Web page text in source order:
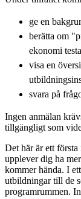
ge en
berätta om
ekonomi
visa en
svara på
Ingen anmälan
tillgängligt som
Det här är ett
upplever dig ha
kommer hända. I
utbildningar till de
programrummen.